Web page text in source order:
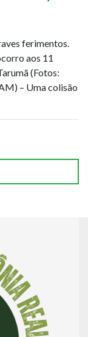
ferimentos.
aos 11
(Fotos:
– Uma colisão